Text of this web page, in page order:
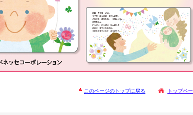
トップペ
このページのトップに戻る